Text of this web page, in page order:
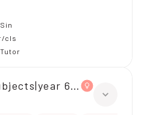
cls
6,All Subjects